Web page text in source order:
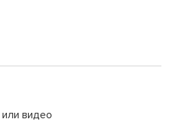
видео